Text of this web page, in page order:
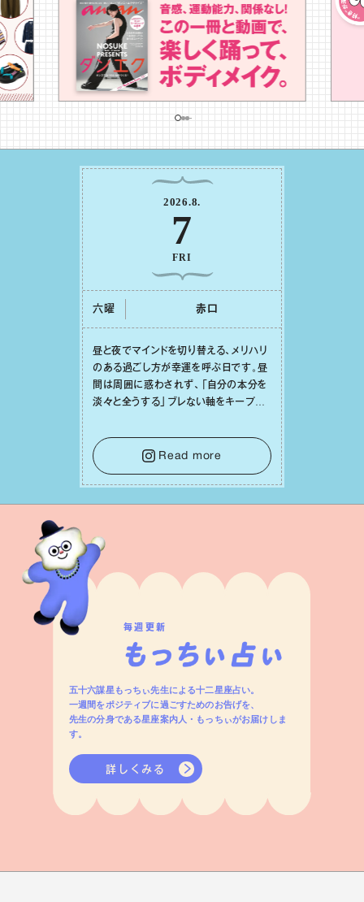
2026.8.
7
FRI
六曜 ⾚⼝
昼と夜でマインドを切り替える、メリハリ
のある過ごし⽅が幸運を呼ぶ⽇です。昼
間は周囲に惑わされず、「⾃分の本分を
淡々と全うする」ブレない軸をキープし
⾔葉に流されないよう、⼼にしっかりブ
レーキをかけること。この意識の切り替
えが、あなたに確かな安⼼感をもたらす
はずです。
Read more
毎週更新
五十六謀星もっちぃ先生による十二星座占い。
一週間をポジティブに過ごすためのお告げを、
先生の分身である星座案内人・もっちぃがお届けしま
す。
詳しくみる